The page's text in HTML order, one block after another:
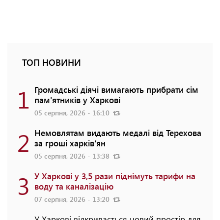
ТОП НОВИНИ
1 Громадські діячі вимагають прибрати сім
пам'ятників у Харкові
05 серпня, 2026 - 16:10
2 Немовлятам видають медалі від Терехова
за гроші харків'ян
05 серпня, 2026 - 13:38
3 У Харкові у 3,5 рази піднімуть тарифи на
воду та каналізацію
07 серпня, 2026 - 13:20